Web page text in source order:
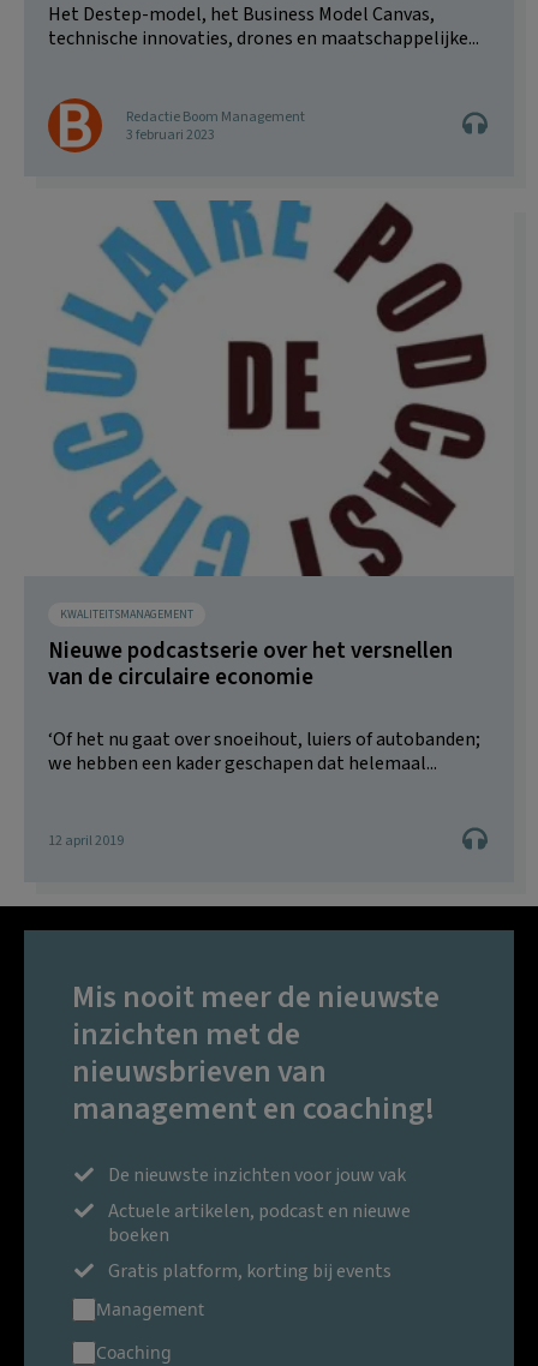
Het Destep-model, het Business Model Canvas,
technische innovaties, drones en maatschappelijke...
Redactie Boom Management
3 februari 2023
KWALITEITSMANAGEMENT
Nieuwe podcastserie over het versnellen
van de circulaire economie
‘Of het nu gaat over snoeihout, luiers of autobanden;
we hebben een kader geschapen dat helemaal...
12 april 2019
Mis nooit meer de nieuwste
inzichten met de
nieuwsbrieven van
management en coaching!
De nieuwste inzichten voor jouw vak
Actuele artikelen, podcast en nieuwe
boeken
Gratis platform, korting bij events
Management
Coaching